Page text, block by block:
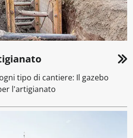
tipo di cantiere: Il gazebo
l'artigianato